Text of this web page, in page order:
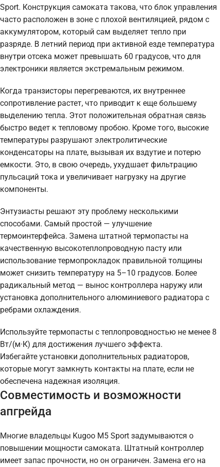
Sport. Конструкция самоката такова, что блок управления
часто расположен в зоне с плохой вентиляцией, рядом с
аккумулятором, который сам выделяет тепло при
разряде. В летний период при активной езде температура
внутри отсека может превышать 60 градусов, что для
электроники является экстремальным режимом.
Когда транзисторы перегреваются, их внутреннее
сопротивление растет, что приводит к еще большему
выделению тепла. Этот положительная обратная связь
быстро ведет к тепловому пробою. Кроме того, высокие
температуры разрушают электролитические
конденсаторы на плате, вызывая их вздутие и потерю
емкости. Это, в свою очередь, ухудшает фильтрацию
пульсаций тока и увеличивает нагрузку на другие
компоненты.
Энтузиасты решают эту проблему несколькими
способами. Самый простой — улучшение
термоинтерфейса. Замена штатной термопасты на
качественную высокотеплопроводную пасту или
использование термопрокладок правильной толщины
может снизить температуру на 5–10 градусов. Более
радикальный метод — вынос контроллера наружу или
установка дополнительного алюминиевого радиатора с
ребрами охлаждения.
Используйте термопасты с теплопроводностью не менее 8
Вт/(м·К) для достижения лучшего эффекта.
Избегайте установки дополнительных радиаторов,
которые могут замкнуть контакты на плате, если не
обеспечена надежная изоляция.
Совместимость и возможности
апгрейда
Многие владельцы Kugoo M5 Sport задумываются о
повышении мощности самоката. Штатный контроллер
имеет запас прочности, но он ограничен. Замена его на